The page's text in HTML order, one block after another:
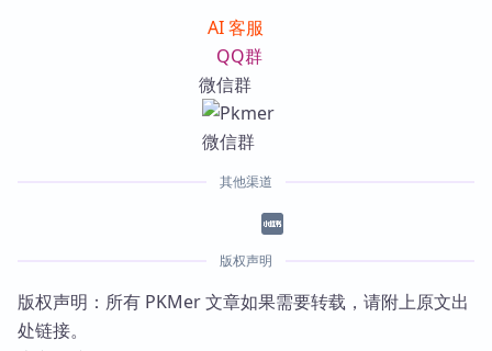
AI 客服
QQ群
微信群
其他渠道
版权声明
版权声明：所有 PKMer 文章如果需要转载，请附上原文出
处链接。